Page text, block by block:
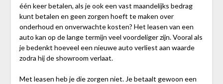
één keer betalen, als je ook een vast maandelijks bedrag
kunt betalen en geen zorgen hoeft te maken over
onderhoud en onverwachte kosten? Het leasen van een
auto kan op de lange termijn veel voordeliger zijn. Vooral als
je bedenkt hoeveel een nieuwe auto verliest aan waarde
zodra hij de showroom verlaat.
Met leasen heb je die zorgen niet. Je betaalt gewoon een